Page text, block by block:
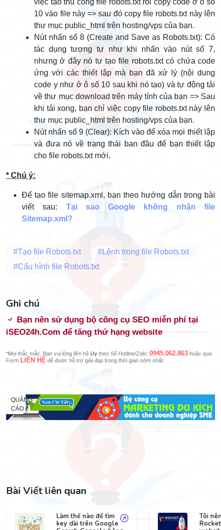
10 vào file này => sau đó copy file robots.txt này lên
thư mục public_html trên hosting/vps của bạn.
Nút nhấn số 8 (Create and Save as Robots.txt): Có
tác dụng tương tự như khi nhấn vào nút số 7,
nhưng ở đây nó tự tạo file robots.txt có chứa code
ứng với các thiết lập mà bạn đã xử lý (nội dung
code y như ở ô số 10 sau khi nó tạo) và tự động tải
về thư mục download trên máy tính của bạn => Sau
khi tải xong, bạn chỉ việc copy file robots.txt này lên
thư mục public_html trên hosting/vps của bạn.
Nút nhấn số 9 (Clear): Kích vào để xóa mọi thiết lập
và đưa nó về trạng thái ban đầu để bạn thiết lập
cho file robots.txt mới.
* Chú ý:
Để tạo file sitemap.xml, bạn theo hướng dẫn trong bài
viết sau: Tại sao Google không nhận file
Sitemap.xml?
#Tạo file Robots.txt
#Lệnh trong file Robots.txt
#Cấu hình file Robots.txt
Ghi chú
Bạn nên sử dụng bộ công cụ SEO miễn phí tại
iSEO24h.Com để tăng thứ hạng website
*Mọi thắc mắc, Bạn vui lòng liên hệ Uy theo Số Hotline/Zalo: 0945.062.863 hoặc qua
Form LIÊN HỆ để được hỗ trợ giải đáp trong thời gian sớm nhất.
QUẢNG
CÁO
Bài Viết liên quan
Làm thế nào để tìm
key dài trên Google
Tôi